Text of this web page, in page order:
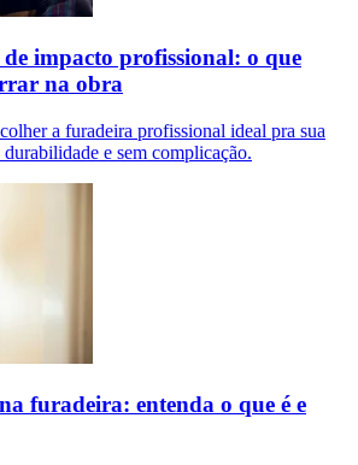
impacto profissional: o que
na obra
a furadeira profissional ideal pra sua
e sem complicação.
furadeira: entenda o que é e